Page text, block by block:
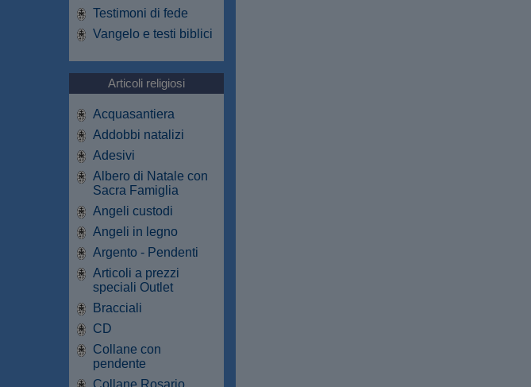
Testimoni di fede
Vangelo e testi biblici
Articoli religiosi
Acquasantiera
Addobbi natalizi
Adesivi
Albero di Natale con
Sacra Famiglia
Angeli custodi
Angeli in legno
Argento - Pendenti
Articoli a prezzi
speciali Outlet
Bracciali
CD
Collane con
pendente
Collane Rosario